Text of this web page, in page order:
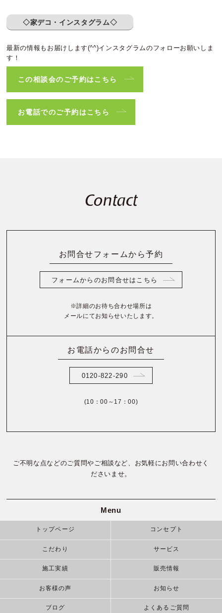
◇家デコ・インスタグラム◇
最新の情報もお届けします(^^)インスタグラムのフォローお願いしま
す！
この相談会のご予約はこちら
お電話でのご予約はこちら
Contact
お問合せフォームから予約
フォームからのお問合せはこちら
※詳細のお待ち合わせ場所は
メールにてお知らせいたします。
お電話からのお問合せ
0120-822-290
(10：00～17：00)
ご不明な点などのご質問やご相談など、お気軽にお問い合わせく
ださいませ。
Menu
トップページ コンセプト
こだわり サービス
施工実績 販売情報
お客様の声 お知らせ
ブログ よくあるご質問